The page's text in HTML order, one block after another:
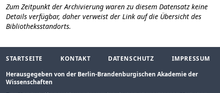
Zum Zeitpunkt der Archivierung waren zu diesem Datensatz keine
Details verfügbar, daher verweist der Link auf die Übersicht des
Bibliotheksstandorts.
STARTSEITE KONTAKT DATENSCHUTZ
IMPRESSUM
Herausgegeben von der Berlin-Brandenburgischen Akademie der
Wissenschaften